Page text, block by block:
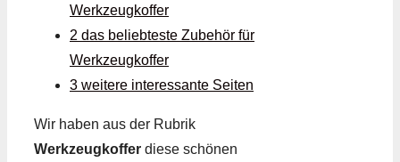
Werkzeugkoffer
2 das beliebteste Zubehör für
Werkzeugkoffer
3 weitere interessante Seiten
Wir haben aus der Rubrik
Werkzeugkoffer diese schönen